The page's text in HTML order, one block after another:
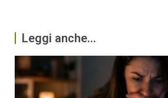
Leggi anche...